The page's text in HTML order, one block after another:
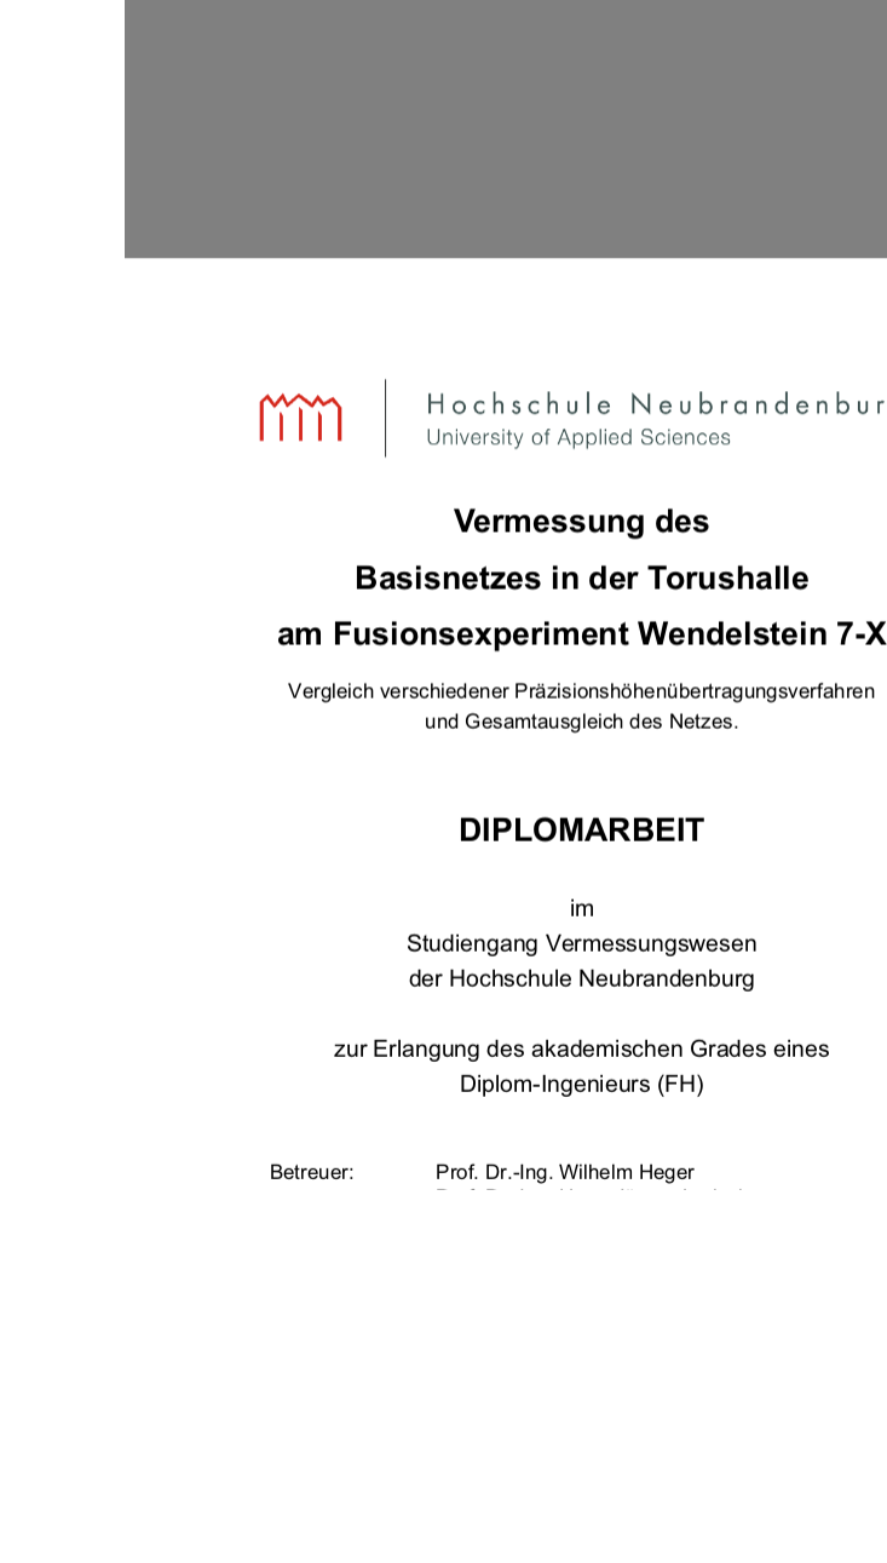
Vermessung des
Basisnetzes in der Torushalle
am Fusionsexperiment Wendelstein 7-X
Vergleich verschiedener Präzisionshöhenübertragungsverfahren
und Gesamtausgleich des Netzes.
DIPLOMARBEIT
im
Studiengang Vermessungswesen
der Hochschule Neubrandenburg
zur Erlangung des akademischen Grades eines
Diplom-Ingenieurs (FH)
Betreuer:
Prof. Dr.-Ing. Wilhelm Heger
Prof. Dr.-Ing. Hans-Jürgen Larisch